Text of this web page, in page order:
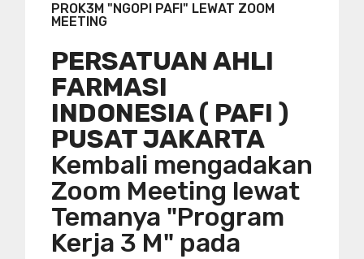
PROK3M "NGOPI PAFI" LEWAT ZOOM
MEETING
PERSATUAN AHLI
FARMASI
INDONESIA ( PAFI )
PUSAT JAKARTA
Kembali mengadakan
Zoom Meeting lewat
Temanya "Program
Kerja 3 M" pada